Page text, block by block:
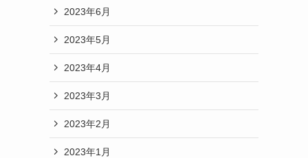
2023年6月
2023年5月
2023年4月
2023年3月
2023年2月
2023年1月